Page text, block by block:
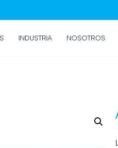
INDUSTRIA NOSOTROS